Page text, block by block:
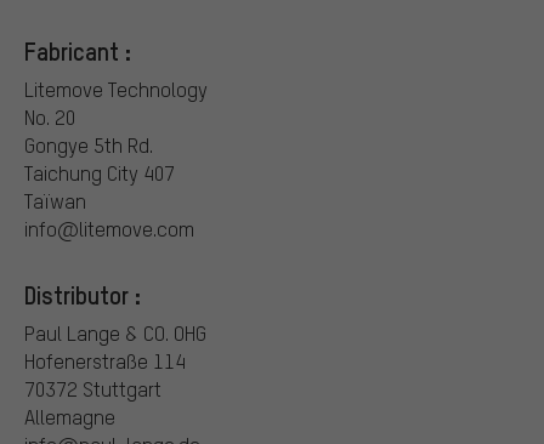
Fabricant :
Litemove Technology
No. 20
Gongye 5th Rd.
Taichung City 407
Taïwan
info@litemove.com
Distributor :
Paul Lange & CO. OHG
Hofenerstraße 114
70372 Stuttgart
Allemagne